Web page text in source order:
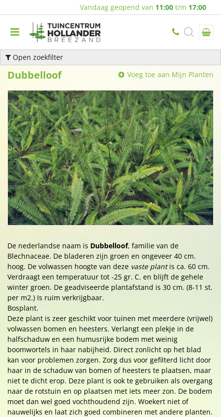
Vandaag geopend van 11:00 t/m 17:00
Open zoekfilter
Dubbelloof Voeg toe aan Mijn Planten
De nederlandse naam is Dubbelloof, familie van de
Blechnaceae. De bladeren zijn groen en ongeveer 40 cm.
hoog. De volwassen hoogte van deze vaste plantis ca. 60 cm.
Verdraagt een temperatuur tot -25 gr. C. en blijft de gehele
winter groen. De geadviseerde plantafstand is 30 cm. (8-11 st.
per m2.) Is ruim verkrijgbaar.
Bosplant.
Deze plant is zeer geschikt voor tuinen met meerdere (vrijwel)
volwassen bomen en heesters. Verlangt een plekje in de
halfschaduw en een humusrijke bodem met weinig
boomwortels in haar nabijheid. Direct zonlicht op het blad
kan voor problemen zorgen. Zorg dus voor gefilterd licht door
haar in de schaduw van bomen of heesters te plaatsen, maar
niet te dicht erop. Deze plant is ook te gebruiken als overgang
naar de rotstuin en op plaatsen met iets meer zon. De bodem
moet dan wel goed vochthoudend zijn. Woekert niet of
nauwelijks en laat zich goed combineren met andere planten.